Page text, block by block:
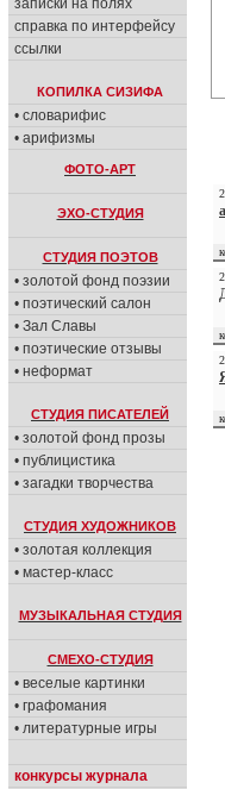
записки на полях
справка по интерфейсу
ссылки
КОПИЛКА СИЗИФА
• словарифис
• арифизмы
ФОТО-АРТ
ЭХО-СТУДИЯ
СТУДИЯ ПОЭТОВ
• золотой фонд поэзии
• поэтический салон
• Зал Славы
• поэтические отзывы
• неформат
СТУДИЯ ПИСАТЕЛЕЙ
• золотой фонд прозы
• публицистика
• загадки творчества
СТУДИЯ ХУДОЖНИКОВ
• золотая коллекция
• мастер-класс
МУЗЫКАЛЬНАЯ СТУДИЯ
СМЕХО-СТУДИЯ
• веселые картинки
• графомания
• литературные игры
конкурсы журнала